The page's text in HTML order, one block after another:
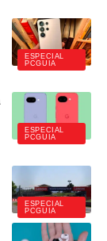
ESPECIAL
PCGUIA
ESPECIAL
PCGUIA
ESPECIAL
PCGUIA